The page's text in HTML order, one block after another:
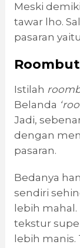
Meski
tawar lho.
pasaran yaitu
Istilah
Belanda
Jadi,
dengan
pasaran.
Bedanya
sendiri
lebih mahal.
tekstur
lebih manis.